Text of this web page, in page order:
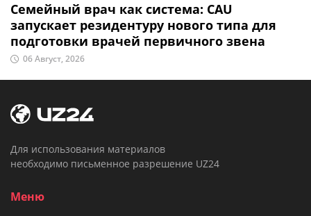
Семейный врач как система: CAU
запускает резидентуру нового типа для
подготовки врачей первичного звена
06 Август, 2026
Для использования материалов
необходимо письменное разрешение UZ24
Меню